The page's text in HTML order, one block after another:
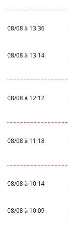
08/08 à 13:36
08/08 à 13:14
08/08 à 12:12
08/08 à 11:18
08/08 à 10:14
08/08 à 10:09